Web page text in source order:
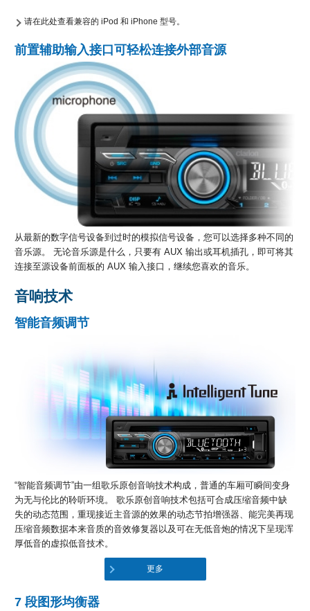
请在此处查看兼容的 iPod 和 iPhone 型号。
前置辅助输入接口可轻松连接外部音源
从最新的数字信号设备到过时的模拟信号设备，您可以选择多种不同的
音乐源。 无论音乐源是什么，只要有 AUX 输出或耳机插孔，即可将其
连接至源设备前面板的 AUX 输入接口，继续您喜欢的音乐。
音响技术
智能音频调节
“智能音频调节”由一组歌乐原创音响技术构成，普通的车厢可瞬间变身
为无与伦比的聆听环境。 歌乐原创音响技术包括可合成压缩音频中缺
失的动态范围，重现接近主音源的效果的动态节拍增强器、能完美再现
压缩音频数据本来音质的音效修复器以及可在无低音炮的情况下呈现浑
厚低音的虚拟低音技术。
更多
7 段图形均衡器